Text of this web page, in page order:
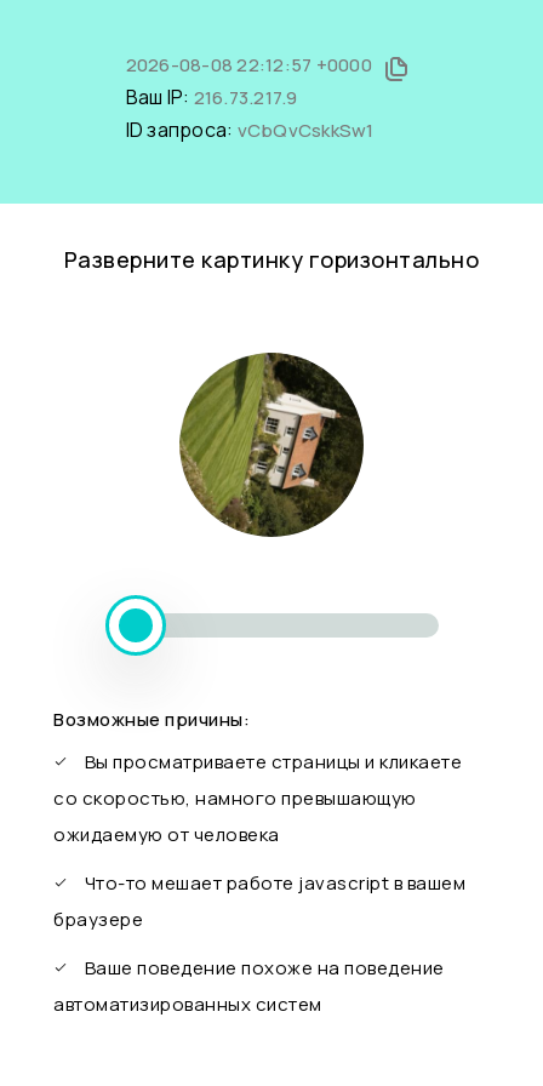
2026-08-08 22:12:57 +0000
Ваш IP: 216.73.217.9
ID запроса: vCbQvCskkSw1
Разверните картинку горизонтально
Возможные причины:
Вы просматриваете страницы и кликаете
со скоростью, намного превышающую
ожидаемую от человека
Что-то мешает работе javascript в вашем
браузере
Ваше поведение похоже на поведение
автоматизированных систем